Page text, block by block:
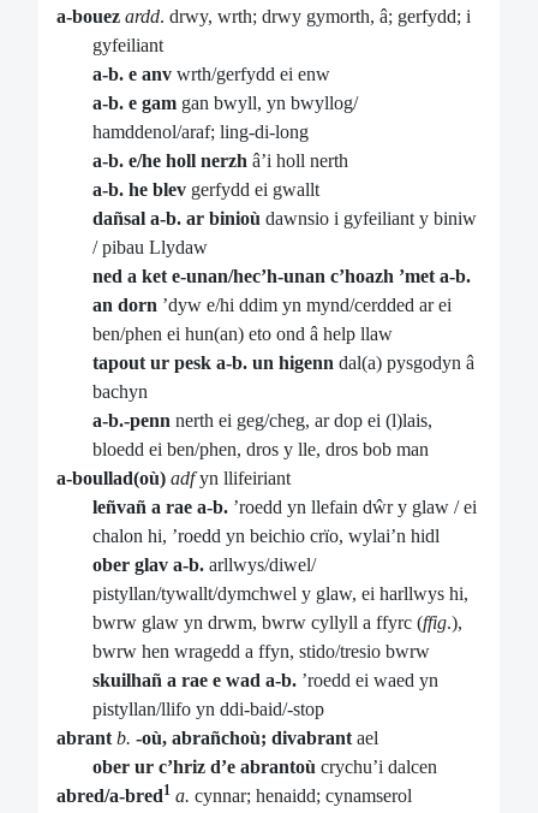
a-bouez ardd. drwy, wrth; drwy gymorth, â; gerfydd; i
gyfeiliant
a-b. e anv wrth/gerfydd ei enw
a-b. e gam gan bwyll, yn bwyllog/
hamddenol/araf; ling-di-long
a-b. e/he holl nerzh â’i holl nerth
a-b. he blev gerfydd ei gwallt
dañsal a-b. ar binioù dawnsio i gyfeiliant y biniw
/ pibau Llydaw
ned a ket e-unan/hec’h-unan c’hoazh ’met a-b.
an dorn ’dyw e/hi ddim yn mynd/cerdded ar ei
ben/phen ei hun(an) eto ond â help llaw
tapout ur pesk a-b. un higenn dal(a) pysgodyn â
bachyn
a-b.-penn nerth ei geg/cheg, ar dop ei (l)lais,
bloedd ei ben/phen, dros y lle, dros bob man
a-boullad(où) adfyn llifeiriant
leñvañ a rae a-b. ’roedd yn llefain dŵr y glaw / ei
chalon hi, ’roedd yn beichio crïo, wylai’n hidl
ober glav a-b. arllwys/diwel/
pistyllan/tywallt/dymchwel y glaw, ei harllwys hi,
bwrw glaw yn drwm, bwrw cyllyll a ffyrc (ffig.),
bwrw hen wragedd a ffyn, stido/tresio bwrw
skuilhañ a rae e wad a-b. ’roedd ei waed yn
pistyllan/llifo yn ddi-baid/-stop
abrant b. -où, abrañchoù; divabrant ael
ober ur c’hriz d’e abrantoù crychu’i dalcen
abred/a-bred1 a. cynnar; henaidd; cynamserol